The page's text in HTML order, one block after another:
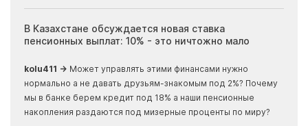
В Казахстане обсуждается новая ставка
пенсионных выплат: 10% - это ничтожно мало
kolu411 → Может управлять этими финансами нужно
нормально а не давать друзьям-знакомым под 2%? Почему
мы в банке берем кредит под 18% а наши пенсионные
накопления раздаются под мизерные проценты по миру?